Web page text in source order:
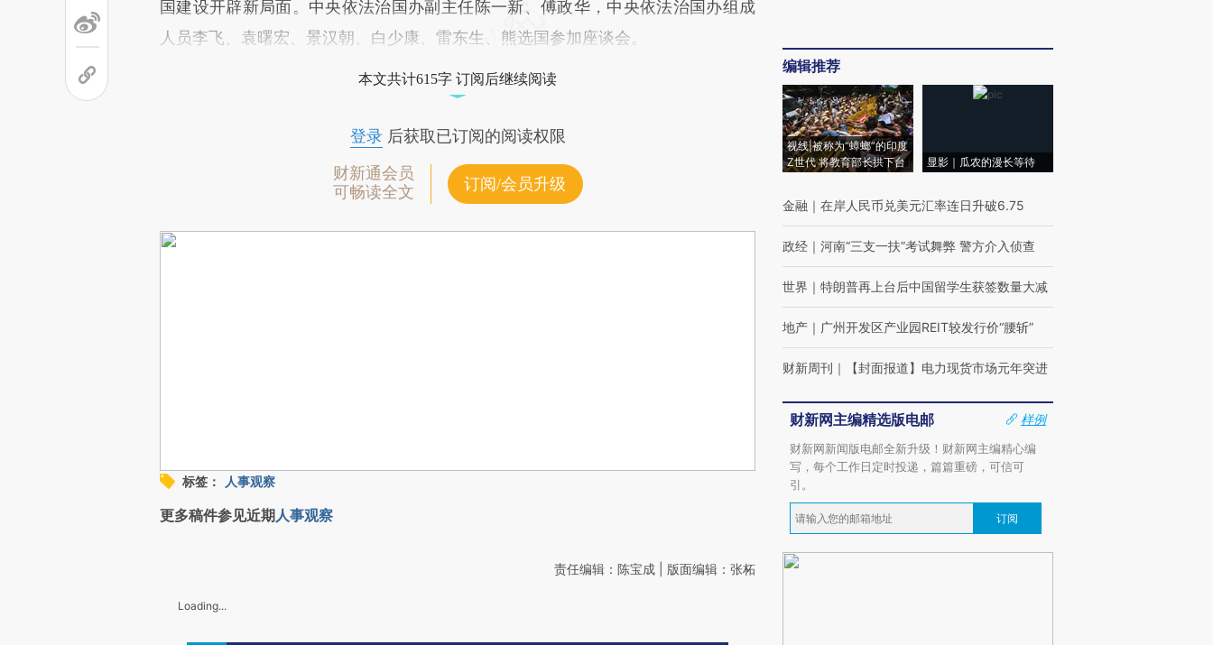
国建设开辟新局面。中央依法治国办副主任陈一新、傅政华，中央依法治国办组成
人员李飞、袁曙宏、景汉朝、白少康、雷东生、熊选国参加座谈会。
本文共计615字 订阅后继续阅读
登录后获取已订阅的阅读权限
财新通会员
可畅读全文
订阅/会员升级
标签： 人事观察
更多稿件参见近期人事观察
责任编辑：陈宝成 | 版面编辑：张柘
Loading...
编辑推荐
视线|被称为“蟑螂”的印度
Z世代 将教育部长拱下台
显影｜瓜农的漫长等待
金融 ｜ 在岸人民币兑美元汇率连日升破6.75
政经 ｜ 河南“三支一扶”考试舞弊 警方介入侦查
世界 ｜ 特朗普再上台后中国留学生获签数量大减
地产 ｜ 广州开发区产业园REIT较发行价“腰斩”
财新周刊 ｜ 【封面报道】电力现货市场元年突进
财新网主编精选版电邮
样例
财新网新闻版电邮全新升级！财新网主编精心编
写，每个工作日定时投递，篇篇重磅，可信可
引。
订阅